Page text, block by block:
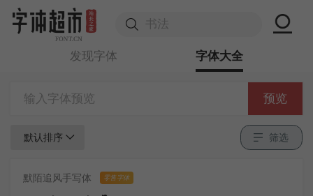
发现字体 字体大全
预览
默认排序 筛选
默陌追风手写体 零售字体